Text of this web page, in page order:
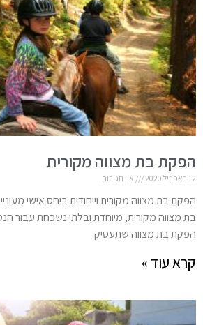
הפקת בת מצווה מקורית
12 באפריל 2020 אין תגובות
הפקת בת מצווה מקורית וייחודית ביחס אישי
בת מצווה מקורית, מיוחדת ובלתי נשכחת עבור
הפקת בת מצווה שתעסיק
קרא עוד »